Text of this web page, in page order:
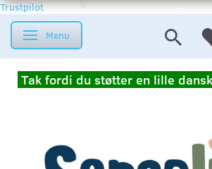
Trustpilot
Skifte navigation
Menu
Tak fordi du støtter en lille